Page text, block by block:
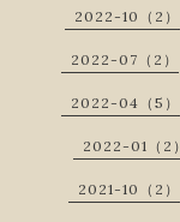
2022-10（2）
2022-07（2）
2022-04（5）
2022-01（2）
2021-10（2）